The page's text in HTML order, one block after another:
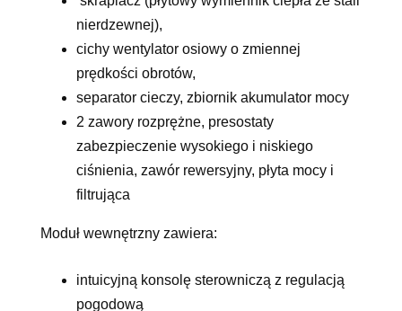
nierdzewnej),
cichy wentylator osiowy o zmiennej
prędkości obrotów,
separator cieczy, zbiornik akumulator mocy
2 zawory rozprężne, presostaty
zabezpieczenie wysokiego i niskiego
ciśnienia, zawór rewersyjny, płyta mocy i
filtrująca
Moduł wewnętrzny zawiera:
intuicyjną konsolę sterowniczą z regulacją
pogodową